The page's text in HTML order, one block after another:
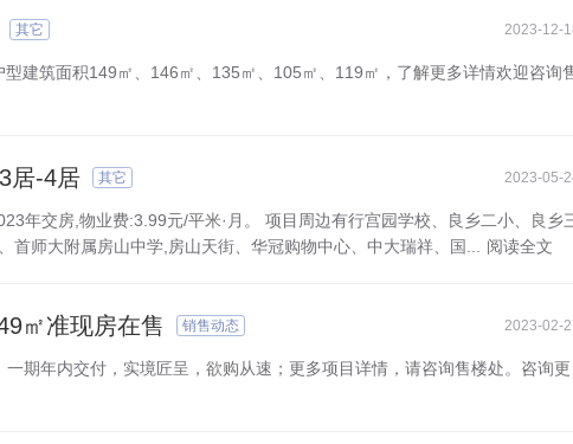
其它 2023-12-
建筑面积149㎡、146㎡、135㎡、105㎡、119㎡，了解更多详情欢迎咨询
居-4居 其它 2023-05-
年交房,物业费:3.99元/平米·月。 项目周边有行宫园学校、良乡二小、良乡
师大附属房山中学,房山天街、华冠购物中心、中大瑞祥、国...
阅读全文
㎡准现房在售 销售动态 2023-02-
期年内交付，实境匠呈，欲购从速；更多项目详情，请咨询售楼处。咨询更